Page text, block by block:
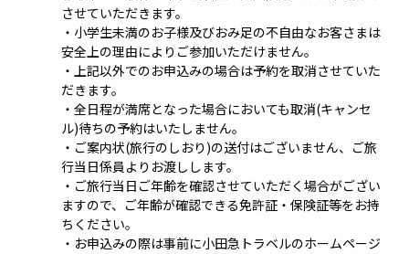
させていただきます。
・小学生未満のお子様及びおみ足の不自由なお客さまは
安全上の理由によりご参加いただけません。
・上記以外でのお申込みの場合は予約を取消させていた
だきます。
・全日程が満席となった場合においても取消(キャンセ
ル)待ちの予約はいたしません。
・ご案内状(旅行のしおり)の送付はございません、ご旅
行当日係員よりお渡しします。
・ご旅行当日ご年齢を確認させていただく場合がござい
ますので、ご年齢が確認できる免許証・保険証等をお持
ちください。
・お申込みの際は事前に小田急トラベルのホームページ